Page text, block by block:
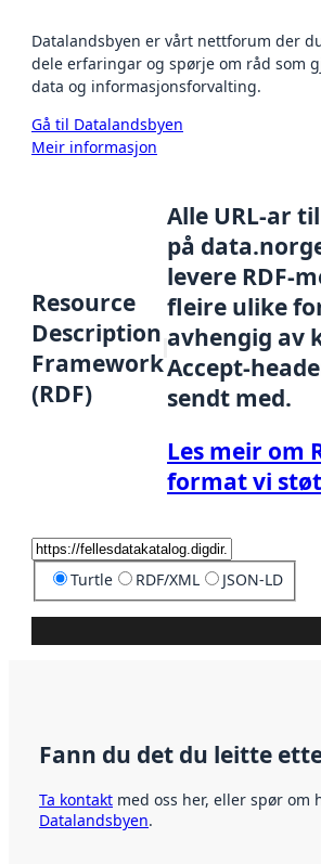
Datalandsbyen er vårt nettforum der
dele erfaringar og spørje om råd som
data og informasjonsforvalting.
Gå til Datalandsbyen
Meir informasjon
Resource
Description
Framework
(RDF)
Alle URL-ar
på
levere RDF-
fleire ulike
avhengig av
Accept-
sendt med.
Les meir om
format vi
Turtle RDF/XML JSON-LD
Fann du det du leitte
Ta kontakt med oss her, eller spør om
Datalandsbyen.